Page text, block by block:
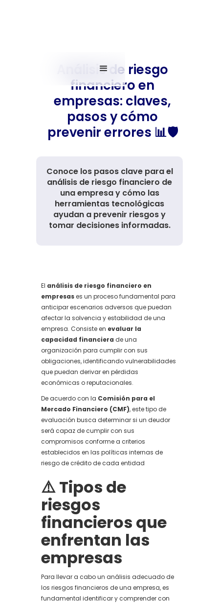
Análisis de riesgo
financiero en
empresas: claves,
pasos y cómo
prevenir errores 📊🛡️
Conoce los pasos clave para el
análisis de riesgo financiero de
una empresa y cómo las
herramientas tecnológicas
ayudan a prevenir riesgos y
tomar decisiones informadas.
El análisis de riesgo financiero en
empresases un proceso fundamental para
anticipar escenarios adversos que puedan
afectar la solvencia y estabilidad de una
empresa. Consiste en evaluar la
capacidad financiera de una
organización para cumplir con sus
obligaciones, identificando vulnerabilidades
que puedan derivar en pérdidas
económicas o reputacionales.
De acuerdo con la Comisión para el
Mercado Financiero (CMF), este tipo de
evaluación busca determinar si un deudor
será capaz de cumplir con sus
compromisos conforme a criterios
establecidos en las políticas internas de
riesgo de crédito de cada entidad
⚠️ Tipos de
riesgos
financieros que
enfrentan las
empresas
Para llevar a cabo un análisis adecuado de
los riesgos financieros de una empresa, es
fundamental identificar y comprender con